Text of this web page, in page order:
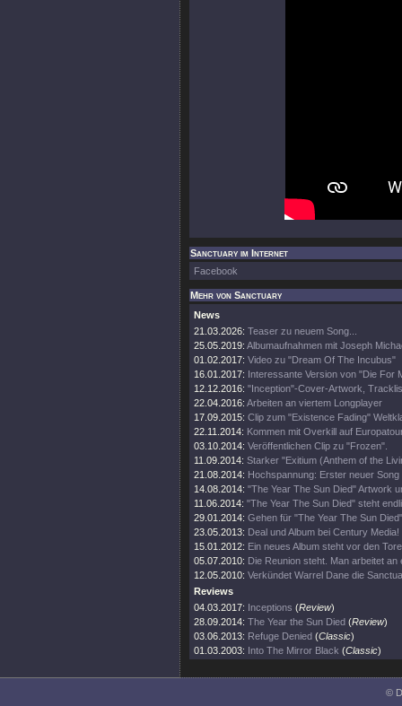
Sanctuary im Internet
Facebook
Mehr von Sanctuary
News
21.03.2026: Teaser zu neuem Song...
25.05.2019: Albumaufnahmen mit Joseph
01.02.2017: Video zu "Dream Of The Incubus"
16.01.2017: Interessante Version von "Die For
12.12.2016: "Inception"-Cover-Artwork,
22.04.2016: Arbeiten an viertem Longplayer
17.09.2015: Clip zum "Existence Fading"
22.11.2014: Kommen mit Overkill auf
03.10.2014: Veröffentlichen Clip zu "Frozen".
11.09.2014: Starker "Exitium (Anthem of the
21.08.2014: Hochspannung: Erster neuer Song
14.08.2014: "The Year The Sun Died" Artwork
11.06.2014: "The Year The Sun Died" steht
29.01.2014: Gehen für "The Year The Sun
23.05.2013: Deal und Album bei Century Media!
15.01.2012: Ein neues Album steht vor den
05.07.2010: Die Reunion steht. Man arbeitet an
12.05.2010: Verkündet Warrel Dane die
Reviews
04.03.2017: Inceptions (Review)
28.09.2014: The Year the Sun Died (Review)
03.06.2013: Refuge Denied (Classic)
01.03.2003: Into The Mirror Black (Classic)
©